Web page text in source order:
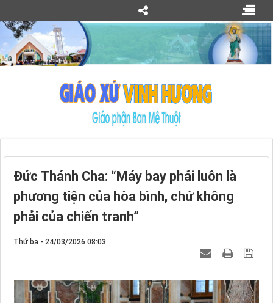
Đức Thánh Cha: “Máy bay phải luôn là
phương tiện của hòa bình, chứ không
phải của chiến tranh”
Thứ ba - 24/03/2026 08:03